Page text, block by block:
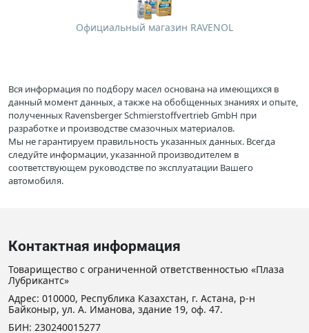
Официальный магазин RAVENOL
Вся информация по подбору масел основана на имеющихся в
данный момент данных, а также на обобщенных знаниях и опыте,
полученных Ravensberger Schmierstoffvertrieb GmbH при
разработке и производстве смазочных материалов.
Мы не гарантируем правильность указанных данных. Всегда
следуйте информации, указанной производителем в
соответствующем руководстве по эксплуатации Вашего
автомобиля.
Контактная информация
Товарищество с ограниченной ответственностью «Плаза
Лубрикантс»
Адрес: 010000, Республика Казахстан, г. Астана, р-н
Байконыр, ул. А. Иманова, здание 19, оф. 47.
БИН: 230240015277